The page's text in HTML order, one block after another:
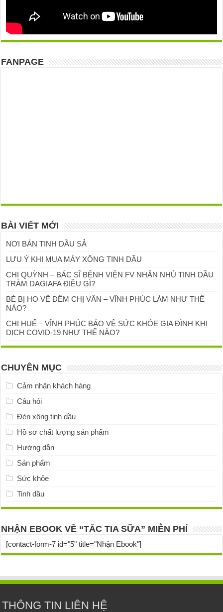
FANPAGE
BÀI VIẾT MỚI
NƠI BÁN TINH DẦU SẢ
LƯU Ý KHI MUA MÁY XÔNG TINH DẦU
CHỊ QUỲNH – BÁC SĨ BỆNH VIỆN FV NHẮN NHỦ TINH DẦU
TRÀM DAGIAFA ĐIỀU GÌ?
BÉ BỊ HO VỀ ĐÊM CHỊ VÂN – VĨNH PHÚC LÀM NHƯ THẾ
NÀO?
CHỊ HUẾ – VĨNH PHÚC BẢO VỆ SỨC KHỎE GIA ĐÌNH KHI
DỊCH COVID-19 NHƯ THẾ NÀO?
CHUYÊN MỤC
Cảm nhận khách hàng
Câu hỏi
Đèn xông tinh dầu
Hồ sơ chất lượng sản phẩm
Hướng dẫn
Sản phẩm
Sức khỏe
Tinh dầu
NHẬN EBOOK VỀ “TẮC TIA SỮA” MIỄN PHÍ
[contact-form-7 id="5" title="Nhận Ebook"]
THÔNG TIN LIÊN HỆ